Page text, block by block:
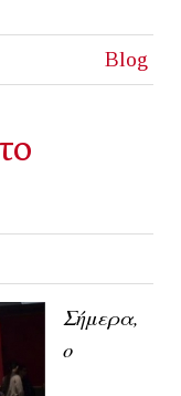
Blog
Σήμερα,
ο